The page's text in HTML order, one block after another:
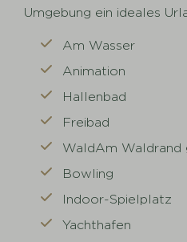
Umgebung ein ideales
Am Wasser
Animation
Hallenbad
Freibad
WaldAm Waldrand
Bowling
Indoor-Spielplatz
Yachthafen